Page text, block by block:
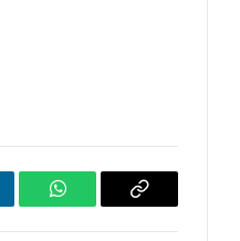
WhatsAppCopy